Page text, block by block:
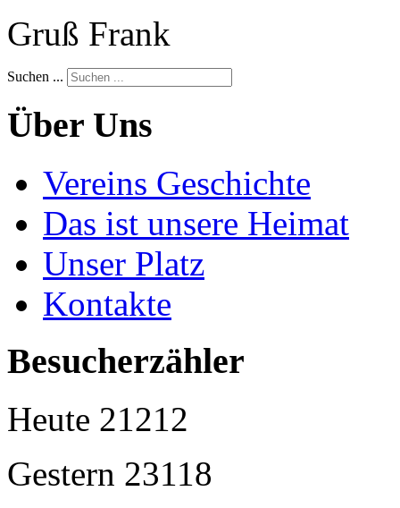
Gruß Frank
Suchen ...
Über Uns
Vereins Geschichte
Das ist unsere Heimat
Unser Platz
Kontakte
Besucherzähler
Heute 21212
Gestern 23118